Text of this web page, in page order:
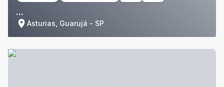
...
Asturias, Guarujá - SP